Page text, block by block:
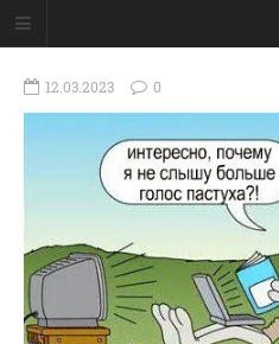
12.03.2023 0